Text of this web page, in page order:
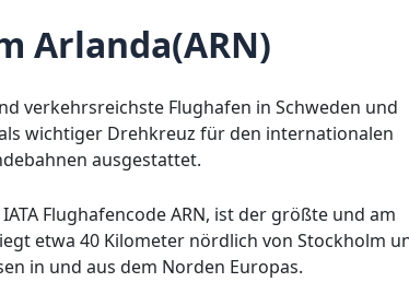
Arlanda(ARN)
verkehrsreichste Flughafen in Schweden und
wichtiger Drehkreuz für den internationalen
ausgestattet.
Flughafencode ARN, ist der größte und am
etwa 40 Kilometer nördlich von Stockholm
in und aus dem Norden Europas.